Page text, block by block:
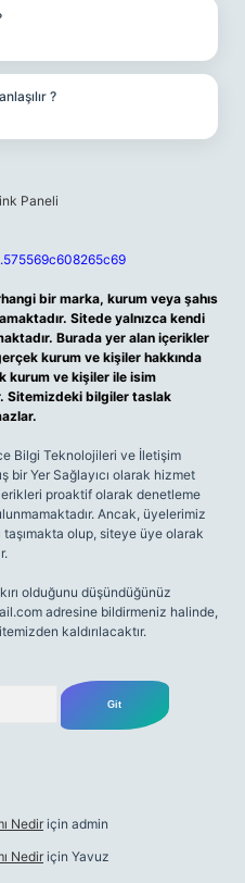
?
bir marka, kurum veya şahıs
Sitede yalnızca kendi
Burada yer alan içerikler
kurum ve kişiler hakkında
kurum ve kişiler ile isim
Sitemizdeki bilgiler taslak
Bilgi Teknolojileri ve İletişim
bir Yer Sağlayıcı olarak hizmet
proaktif olarak denetleme
Ancak, üyelerimiz
olup, siteye üye olarak
olduğunu düşündüğünüz
adresine bildirmeniz halinde,
kaldırılacaktır.
Nedir için admin
Nedir için Yavuz